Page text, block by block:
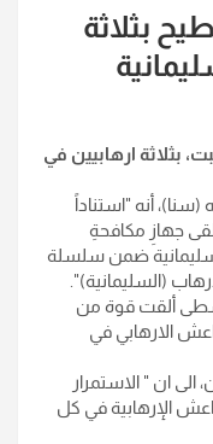
بثلاثة
بثلاثة ارهابيين في
أنه "استناداً
جهازِ مكافحةِ
ضمن سلسلة
(السليمانية)".
ألقت قوة من
الارهابي في
ان " الاستمرار
الإرهابية في كل